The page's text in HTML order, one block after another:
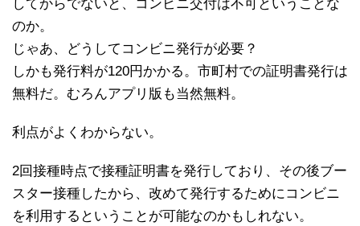
してからでないと、コンビニ交付は不可ということな
のか。
じゃあ、どうしてコンビニ発行が必要？
しかも発行料が120円かかる。市町村での証明書発行は
無料だ。むろんアプリ版も当然無料。
利点がよくわからない。
2回接種時点で接種証明書を発行しており、その後ブー
スター接種したから、改めて発行するためにコンビニ
を利用するということが可能なのかもしれない。